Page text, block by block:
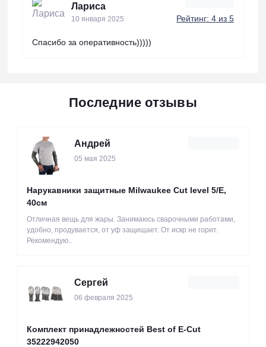
Лариса
10 января 2025 Рейтинг: 4 из 5
Спасибо за оперативность)))))
Последние отзывы
Андрей
05 мая 2025
Нарукавники защитные Milwaukee Cut level 5/Е,
40см
Отличная вещь для жары. Занимаюсь сварочными работами,
удобно, продувается, от уф защищает. От искр не горит.
Рекомендую..
Сергей
06 февраля 2025
Комплект принадлежностей Best of E-Cut
35222942050